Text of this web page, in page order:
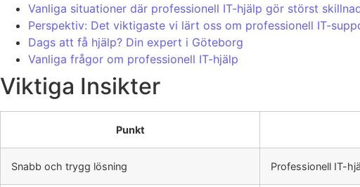
Vanliga situationer där professionell IT-hjälp gör störst
Perspektiv: Det viktigaste vi lärt oss om professionell IT-
Dags att få hjälp? Din expert i Göteborg
Vanliga frågor om professionell IT-hjälp
Viktiga Insikter
Punkt
Snabb och trygg lösning Professionell IT-